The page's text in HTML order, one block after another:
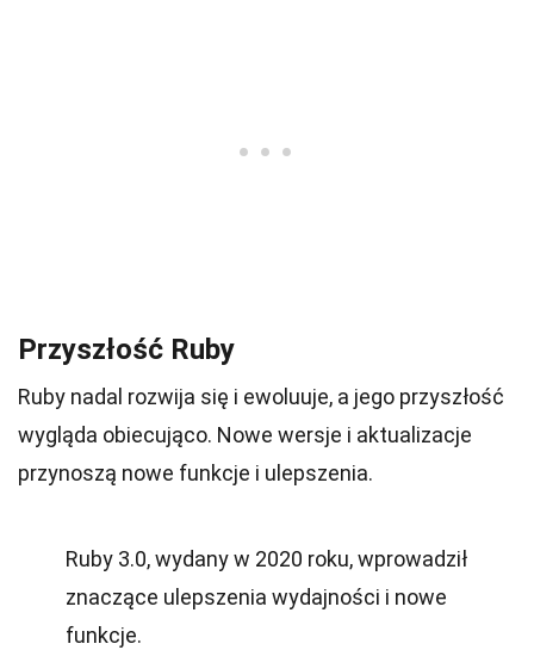
Przyszłość Ruby
Ruby nadal rozwija się i ewoluuje, a jego przyszłość
wygląda obiecująco. Nowe wersje i aktualizacje
przynoszą nowe funkcje i ulepszenia.
Ruby 3.0, wydany w 2020 roku, wprowadził
znaczące ulepszenia wydajności i nowe
funkcje.